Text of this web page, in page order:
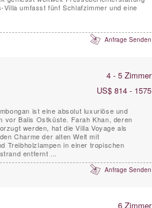
umfasst fünf Schlafzimmer und eine
Anfrage Senden
4 - 5 Zimmer
US$ 814 - 1575
ist eine absolut luxuriöse und
vor Balis Ostküste. Farah Khan, deren
werden, hat die Villa Voyage als
Charme der alten Welt mit
Treibholzlampen in einer tropischen
entfernt ...
Anfrage Senden
6 Zimmer